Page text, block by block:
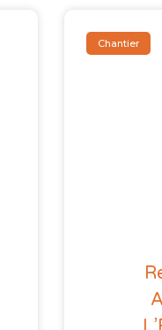
Chantier